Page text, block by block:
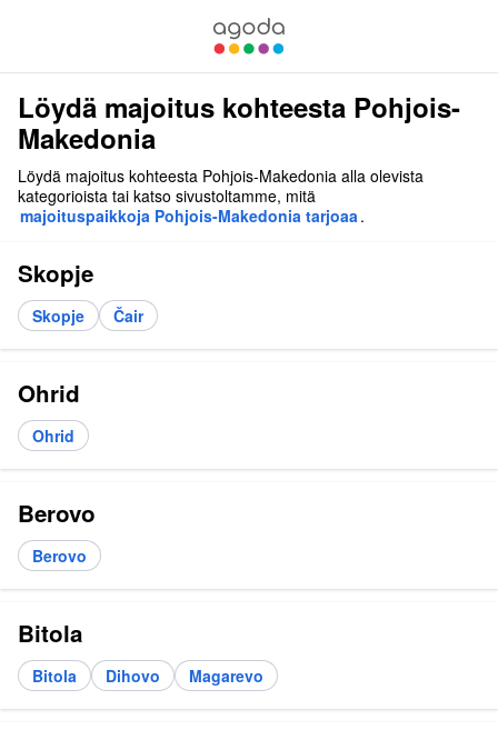
Löydä majoitus kohteesta Pohjois-
Makedonia
Löydä majoitus kohteesta Pohjois-Makedonia alla olevista
kategorioista tai katso sivustoltamme, mitä
majoituspaikkoja Pohjois-Makedonia tarjoaa .
Skopje
Skopje Čair
Ohrid
Ohrid
Berovo
Berovo
Bitola
Bitola Dihovo Magarevo